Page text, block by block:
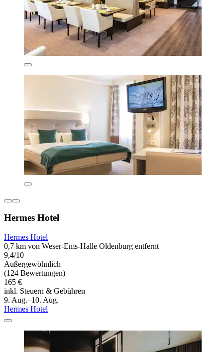
Hermes Hotel
Hermes Hotel
0,7 km von Weser-Ems-Halle Oldenburg entfernt
9,4/10
Außergewöhnlich
(124 Bewertungen)
165 €
inkl. Steuern & Gebühren
9. Aug.–10. Aug.
Hermes Hotel